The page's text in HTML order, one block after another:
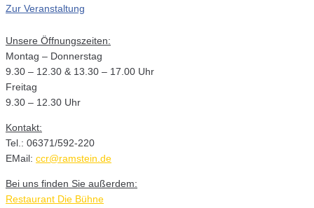
Zur Veranstaltung
Unsere Öffnungszeiten:
Montag – Donnerstag
9.30 – 12.30 & 13.30 – 17.00 Uhr
Freitag
9.30 – 12.30 Uhr
Kontakt:
Tel.: 06371/592-220
EMail: ccr@ramstein.de
Bei uns finden Sie außerdem:
Restaurant Die Bühne